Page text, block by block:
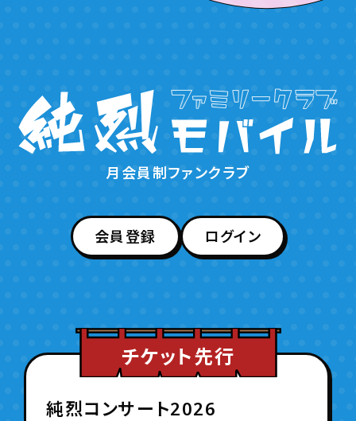
月会員制ファンクラブ
会員登録 ログイン
チケット先行
純烈コンサート2026